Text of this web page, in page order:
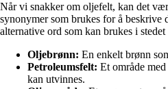
Når vi snakker om oljefelt, kan det
synonymer som brukes for å beskrive
alternative ord som kan brukes i
Oljebrønn: En enkelt brønn
Petroleumsfelt: Et område
kan utvinnes.